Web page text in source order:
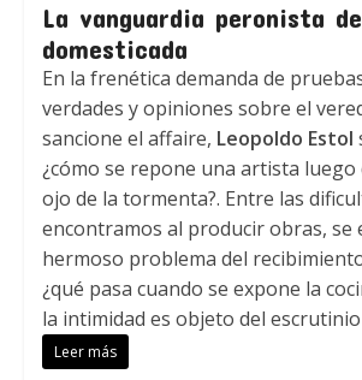
La vanguardia peronista
domesticada
En la frenética demanda de
verdades y opiniones sobre el
sancione el affaire, Leopoldo Estol
¿cómo se repone una artista luego
ojo de la tormenta?. Entre las
encontramos al producir obras, se
hermoso problema del
¿qué pasa cuando se expone la
la intimidad es objeto del
Leer más